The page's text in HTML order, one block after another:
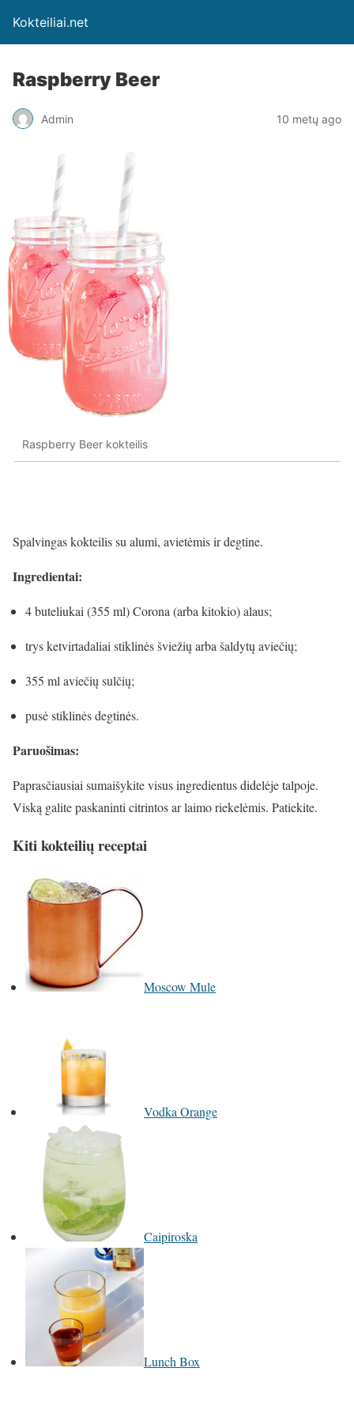
Kokteiliai.net
Raspberry Beer
Admin 10 metų ago
Raspberry Beer kokteilis
Spalvingas kokteilis su alumi, avietėmis ir degtine.
Ingredientai:
4 buteliukai (355 ml) Corona (arba kitokio) alaus;
trys ketvirtadaliai stiklinės šviežių arba šaldytų aviečių;
355 ml aviečių sulčių;
pusė stiklinės degtinės.
Paruošimas:
Paprasčiausiai sumaišykite visus ingredientus didelėje talpoje.
Viską galite paskaninti citrintos ar laimo riekelėmis. Patiekite.
Kiti kokteilių receptai
Moscow Mule
Vodka Orange
Caipiroska
Lunch Box